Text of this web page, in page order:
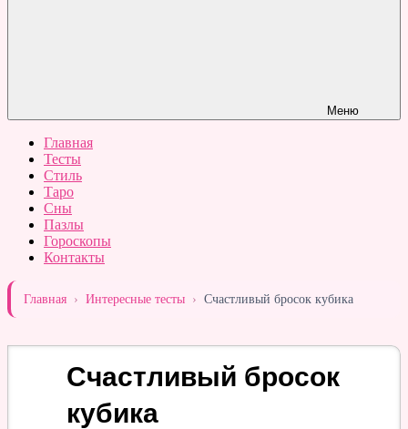
Меню
Главная
Тесты
Стиль
Таро
Сны
Пазлы
Гороскопы
Контакты
Главная › Интересные тесты › Счастливый бросок кубика
Счастливый бросок
кубика